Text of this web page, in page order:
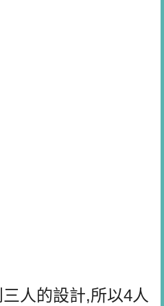
人的設計,所以4人